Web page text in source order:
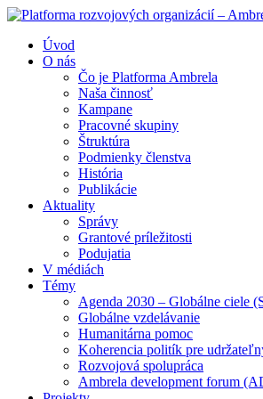
Úvod
O nás
Čo je Platforma Ambrela
Naša činnosť
Kampane
Pracovné skupiny
Štruktúra
Podmienky členstva
História
Publikácie
Aktuality
Správy
Grantové príležitosti
Podujatia
V médiách
Témy
Agenda 2030 – Globálne ciele
Globálne vzdelávanie
Humanitárna pomoc
Koherencia politík pre
Rozvojová spolupráca
Ambrela development forum